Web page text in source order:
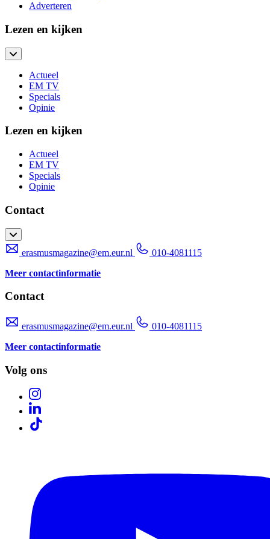
Adverteren
Lezen en kijken
Actueel
EM TV
Specials
Opinie
Lezen en kijken
Actueel
EM TV
Specials
Opinie
Contact
erasmusmagazine@em.eur.nl
010-4081115
Meer contactinformatie
Contact
erasmusmagazine@em.eur.nl
010-4081115
Meer contactinformatie
Volg ons